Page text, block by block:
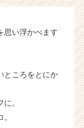
思い浮かべます
ところをとにか
。